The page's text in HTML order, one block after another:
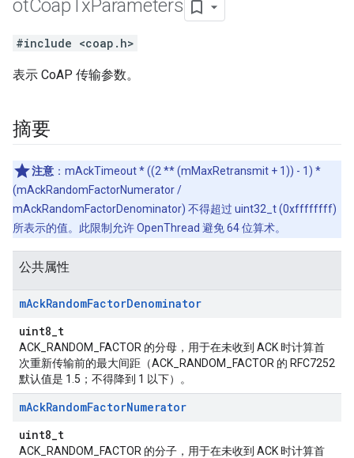
otCoapTxParameters
#include <coap.h>
表示 CoAP 传输参数。
摘要
注意 ：mAckTimeout * ((2 ** (mMaxRetransmit + 1)) - 1) *
(mAckRandomFactorNumerator /
mAckRandomFactorDenominator) 不得超过 uint32_t (0xffffffff)
所表示的值。此限制允许 OpenThread 避免 64 位算术。
公共属性
mAckRandomFactorDenominator
uint8_t
ACK_RANDOM_FACTOR 的分母，用于在未收到 ACK 时计算首
次重新传输前的最大间距（ACK_RANDOM_FACTOR 的 RFC7252
默认值是 1.5；不得降到 1 以下）。
mAckRandomFactorNumerator
uint8_t
ACK_RANDOM_FACTOR 的分子，用于在未收到 ACK 时计算首